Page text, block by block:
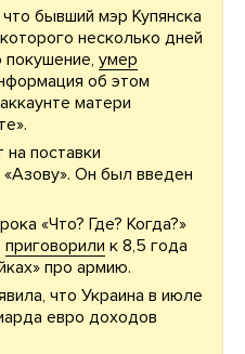
бывший мэр Купянска
несколько дней
умер
об этом
аккаунте матери
на поставки
Он был введен
«Что? Где? Когда?»
приговорили к 8,5 года
про армию.
что Украина в июле
евро доходов